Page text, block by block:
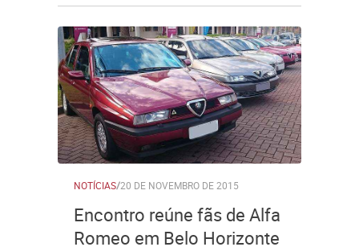
NOTÍCIAS/20 DE NOVEMBRO DE 2015
Encontro reúne fãs de Alfa
Romeo em Belo Horizonte